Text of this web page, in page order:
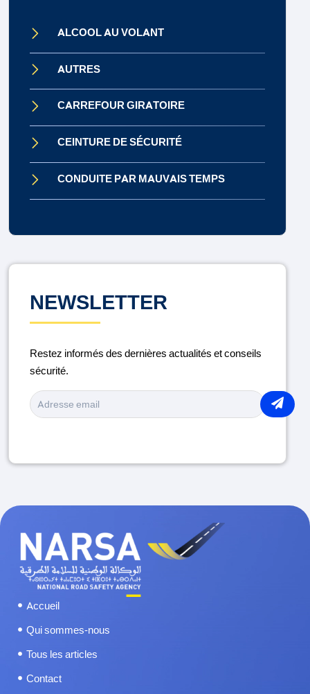
ALCOOL AU VOLANT
AUTRES
CARREFOUR GIRATOIRE
CEINTURE DE SÉCURITÉ
CONDUITE PAR MAUVAIS TEMPS
ENTRETIEN DU VÉHICULE
MÉDICAMENTS ET CONDUITE
PORT DU CASQUE
RAMADAN
SÉCURITÉ ROUTIÈRE
SOMNOLENCE ET FATIGUE
NEWSLETTER
Restez informés des dernières actualités et conseils
sécurité.
Accueil
Qui sommes-nous
Tous les articles
Contact